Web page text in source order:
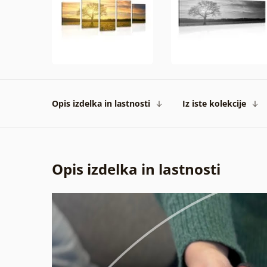
Opis izdelka in lastnosti Iz iste kolekcije
Opis izdelka in lastnosti